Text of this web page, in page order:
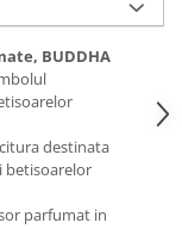
BUDDHA
destinata
betisoarelor
parfumat in